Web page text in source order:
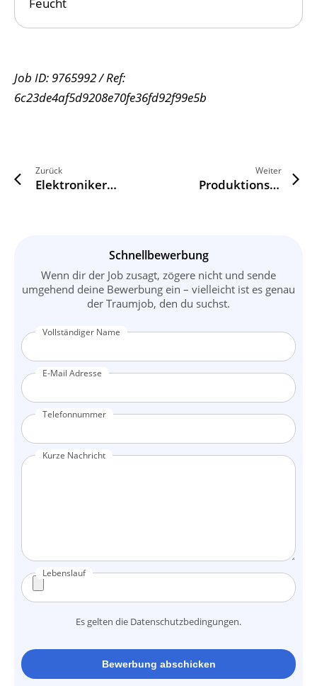
Job ID: 9765992 / Ref:
6c23de4af5d9208e70fe36fd92f99e5b
arrow_back_ios
Zurück
Elektroniker Kalibrierung (m/w/d) in Nürnberg arrow_forward_ios
Weiter
Produktionsmitarbeiter (m/w/d) in Röthenbach an der Pegnitz
Schnellbewerbung
Wenn dir der Job zusagt, zögere nicht und sende
umgehend deine Bewerbung ein – vielleicht ist es genau
der Traumjob, den du suchst.
Vollständiger Name
E-Mail Adresse
Telefonnummer
Kurze Nachricht
Lebenslauf
Es gelten die Datenschutzbedingungen.
Bewerbung abschicken